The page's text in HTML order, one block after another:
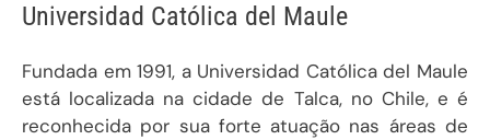
Universidad Católica del Maule
Fundada em 1991, a Universidad Católica del Maule
está localizada na cidade de Talca, no Chile, e é
reconhecida por sua forte atuação nas áreas de